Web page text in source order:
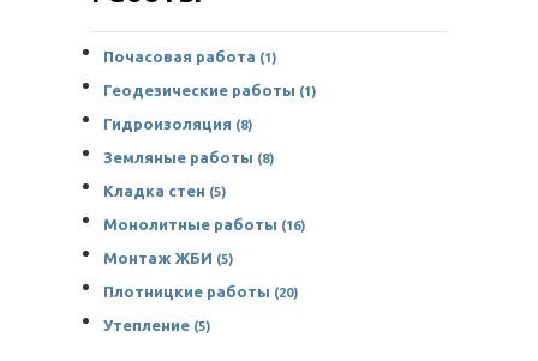
Почасовая работа (1)
Геодезические работы (1)
Гидроизоляция (8)
Земляные работы (8)
Кладка стен (5)
Монолитные работы (16)
Монтаж ЖБИ (5)
Плотницкие работы (20)
Утепление (5)